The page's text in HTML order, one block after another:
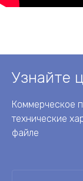
Узнайте
Коммерческое
технические
файле